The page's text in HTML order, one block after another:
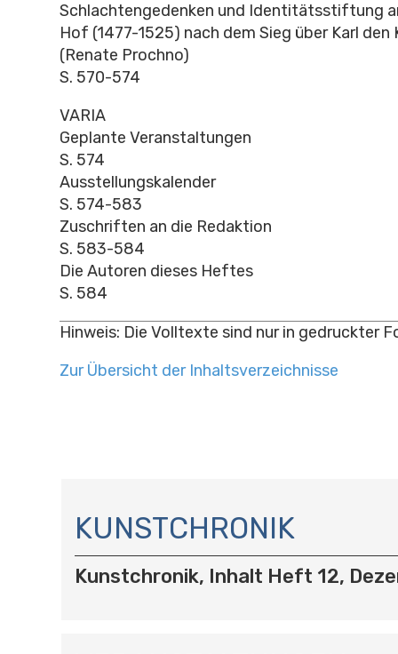
Schlachtengedenken und Identitätsstiftung
Hof (1477-1525) nach dem Sieg über Karl den
(Renate Prochno)
S. 570-574
VARIA
Geplante Veranstaltungen
S. 574
Ausstellungskalender
S. 574-583
Zuschriften an die Redaktion
S. 583-584
Die Autoren dieses Heftes
S. 584
Hinweis: Die Volltexte sind nur in gedruckter
Zur Übersicht der Inhaltsverzeichnisse
A
V
I
G
KUNSTCHRONIK
Kunstchronik, Inhalt Heft 12,